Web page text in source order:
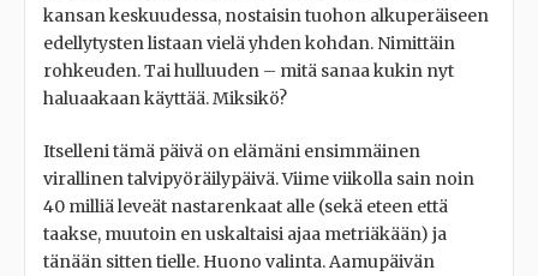
kansan keskuudessa, nostaisin tuohon alkuperäiseen
edellytysten listaan vielä yhden kohdan. Nimittäin
rohkeuden. Tai hulluuden – mitä sanaa kukin nyt
haluaakaan käyttää. Miksikö?
Itselleni tämä päivä on elämäni ensimmäinen
virallinen talvipyöräilypäivä. Viime viikolla sain noin
40 milliä leveät nastarenkaat alle (sekä eteen että
taakse, muutoin en uskaltaisi ajaa metriäkään) ja
tänään sitten tielle. Huono valinta. Aamupäivän